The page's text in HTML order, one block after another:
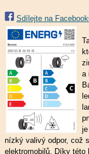
Sdílejte na
a
nízký valivý odpor, což
elektromobilů. Díky této